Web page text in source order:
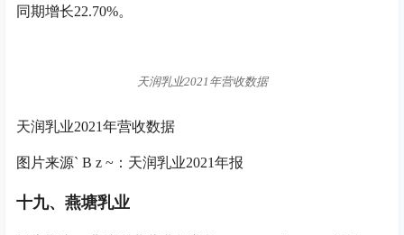
同期增长22.70%。
天润乳业2021年营收数据
天润乳业2021年营收数据
图片来源` B z ~ ：天润乳业2021年报
十九、燕塘乳业